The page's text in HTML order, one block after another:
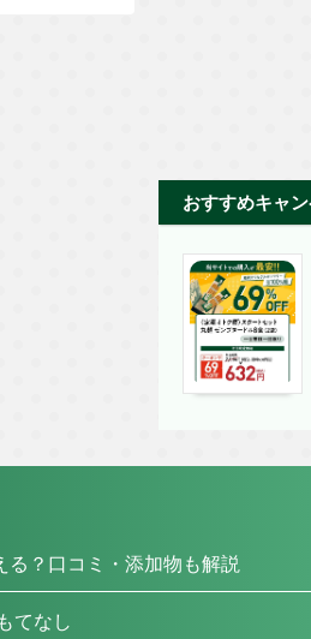
おすすめキャ
る？口コミ・添加物も解説
てなし